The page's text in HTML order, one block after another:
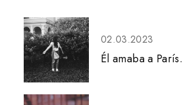
02.03.2023
Él amaba a París.